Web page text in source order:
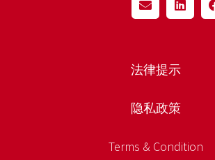
法律提示
隐私政策
Terms & Condition